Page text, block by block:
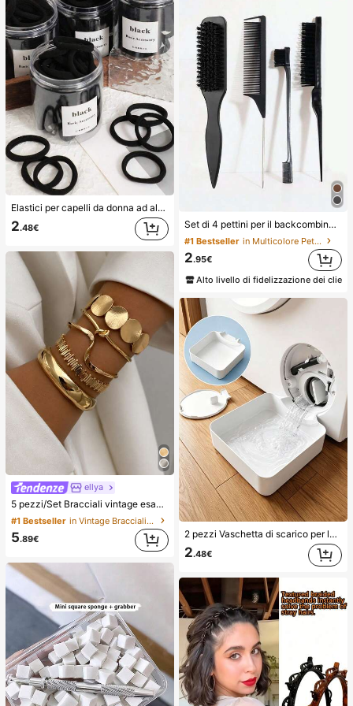
Elastici per capelli da donna ad alta elasticità, fasce per capelli, accessori per capelli, fasce per capelli per fitness e sport, accessori per la bellezza a casa, adatti per estate, vacanze, viaggi. (10/20/50/100/200)
2.48€
ellya
5 pezzi/Set Bracciali vintage esagerati di moda di lusso con design geometrico in metallo dorato, bracciali aperti regolabili, bracciali elastici con perline impilabili, adatti per l'uso quotidiano delle donne e come regali
#1 Bestseller in Vintage Bracciali da donna
5.89€
Set di 4 pettini per il backcombing, adatti per creare code di cavallo e chignon lisci, lisciare i capelli crespi, controllare la linea dei capelli, fare il backcombing e volumizzare lo styling. Testa del pettine a denti larghi comoda per dividere e separare i capelli. Adatto per saloni di bellezza, saloni di parrucchieri, viaggi, estetica
#1 Bestseller in Multicolore Pettini
2.95€
Alto livello di fidelizzazione dei clienti
2 pezzi Vaschetta di scarico per lavatrice, Tappetino di protezione impermeabile per pavimento della lavanderia, Vaschetta anti-traboccamento e anti-perdita, Accessori durevoli per lavatrice, Forniture per la pulizia dell'area lavanderia domestica & Organizzazione della casa
2.48€